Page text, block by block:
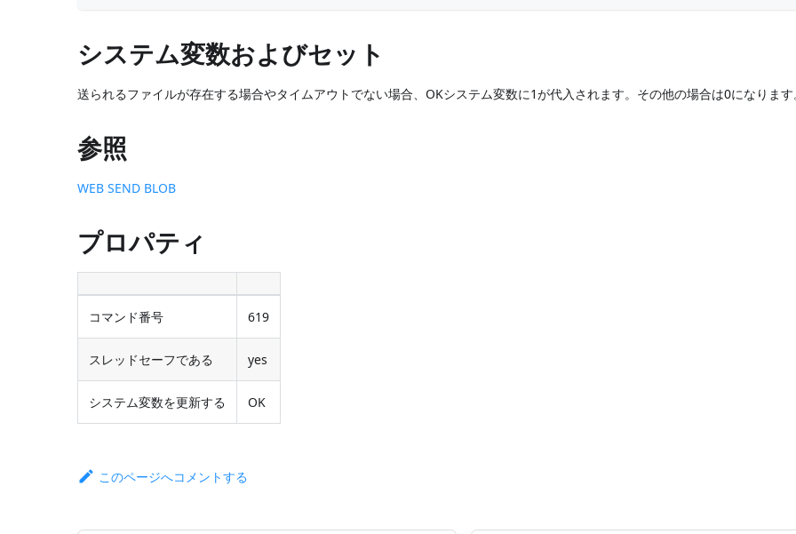
システム変数およびセット
送られるファイルが存在する場合やタイムアウトでない場合、OKシステム変数に1が代入されます。その他の場合は0になります
参照
WEB SEND BLOB
プロパティ
コマンド番号 619
スレッドセーフである yes
システム変数を更新する OK
このページへコメントする